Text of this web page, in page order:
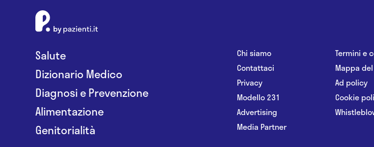
Salute
Dizionario Medico
Diagnosi e Prevenzione
Alimentazione
Genitorialità
Chi siamo
Contattaci
Privacy
Modello 231
Advertising
Media Partner
Termini e
Mappa
Ad policy
Cookie